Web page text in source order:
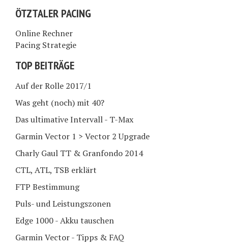
ÖTZTALER PACING
Online Rechner
Pacing Strategie
TOP BEITRÄGE
Auf der Rolle 2017/1
Was geht (noch) mit 40?
Das ultimative Intervall - T-Max
Garmin Vector 1 > Vector 2 Upgrade
Charly Gaul TT & Granfondo 2014
CTL, ATL, TSB erklärt
FTP Bestimmung
Puls- und Leistungszonen
Edge 1000 - Akku tauschen
Garmin Vector - Tipps & FAQ